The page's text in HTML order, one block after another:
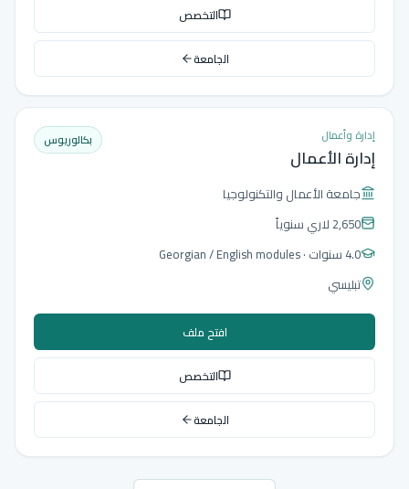
التخصص
الجامعة
إدارة وأعمال
إدارة الأعمال
بكالوريوس
جامعة الأعمال والتكنولوجيا
2,650 لاري
سنوياً
4.0 سنوات
· Georgian / English modules
تبليسي
افتح ملف
التخصص
الجامعة